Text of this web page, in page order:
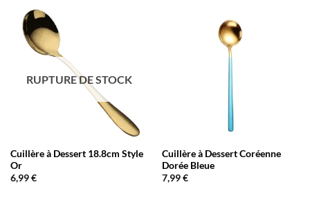
RUPTURE DE STOCK
Cuillère à Dessert 18.8cm Style
Or
6,99€
Cuillère à Dessert Coréenne
Dorée Bleue
7,99€